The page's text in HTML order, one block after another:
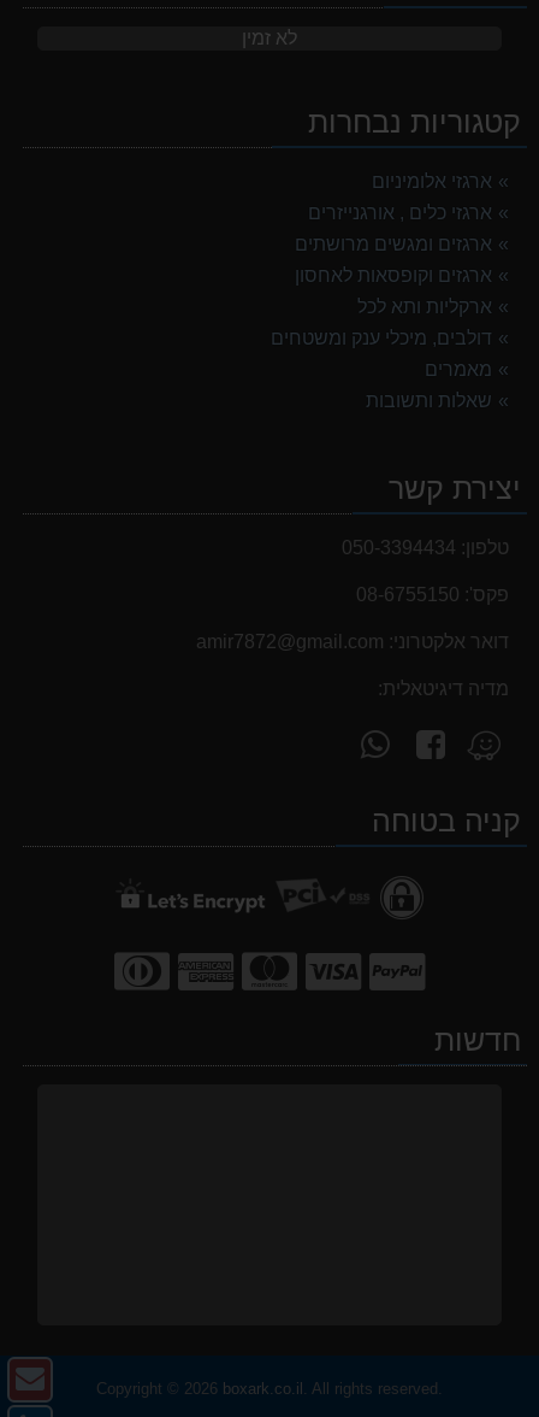
לא זמין
קטגוריות נבחרות
ארגזי אלומיניום
ארגזי כלים , אורגנייזרים
ארגזים ומגשים מרושתים
ארגזים וקופסאות לאחסון
ארקליות ותא לכל
דולבים, מיכלי ענק ומשטחים
מאמרים
שאלות ותשובות
יצירת קשר
טלפון: 050-3394434
פקס': 08-6755150
דואר אלקטרוני: ‫amir7872@gmail.com‬
מדיה דיגיטאלית:
מצא
אותנו
Waze
עקוב
אחרינו
facebookקניה בטוחה
חדשות
Copyright © 2026 boxark.co.il . All rights reserved.